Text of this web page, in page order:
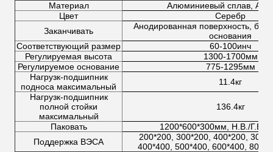
Материал
Алюминиевый сплав,
Цвет
Серебр
Заканчивать
Анодированная поверхность,
основания
Соответствующий размер
60-100инч
Регулируемая высота
1300-1700мм
Регулируемое основание
775-1295мм
Нагрузк-подшипник
подноса максимальный
11.4кг
Нагрузк-подшипник
полной стойки
максимальный
136.4кг
Паковать
1200*600*300мм, Н.В./Г.В.:
Поддержка ВЭСА
200*200, 300*200, 400*200,
400*400, 500*400, 600*400,